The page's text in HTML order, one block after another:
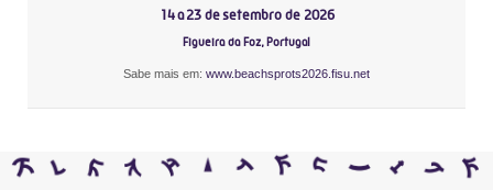
14 a 23 de setembro de 2026
Figueira da Foz, Portugal
Sabe mais em: www.beachsprots2026.fisu.net